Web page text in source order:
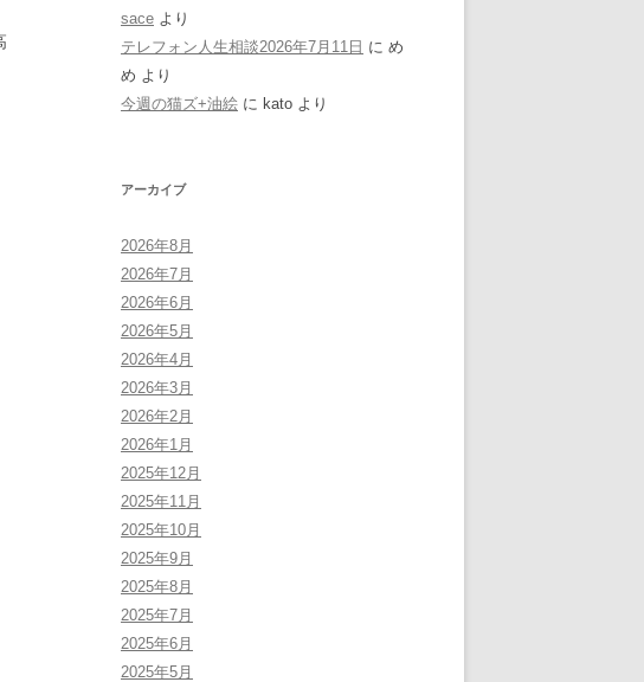
sace より
テレフォン人生相談2026年7月11日 に め
め より
今週の猫ズ+油絵 に kato より
アーカイブ
2026年8月
2026年7月
2026年6月
2026年5月
2026年4月
2026年3月
2026年2月
2026年1月
2025年12月
2025年11月
2025年10月
2025年9月
2025年8月
2025年7月
2025年6月
2025年5月